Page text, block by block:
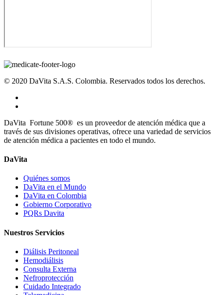
© 2020 DaVita S.A.S. Colombia. Reservados todos los derechos.
DaVita Fortune 500® es un proveedor de atención médica que a
través de sus divisiones operativas, ofrece una variedad de servicios
de atención médica a pacientes en todo el mundo.
DaVita
Quiénes somos
DaVita en el Mundo
DaVita en Colombia
Gobierno Corporativo
PQRs Davita
Nuestros Servicios
Diálisis Peritoneal
Hemodiálisis
Consulta Externa
Nefroprotección
Cuidado Integrado